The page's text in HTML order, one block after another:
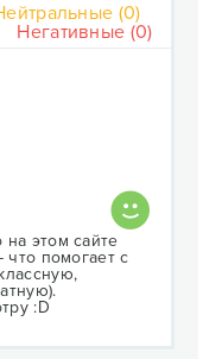
(0)
Негативные (0)
этом сайте
что помогает с
:D